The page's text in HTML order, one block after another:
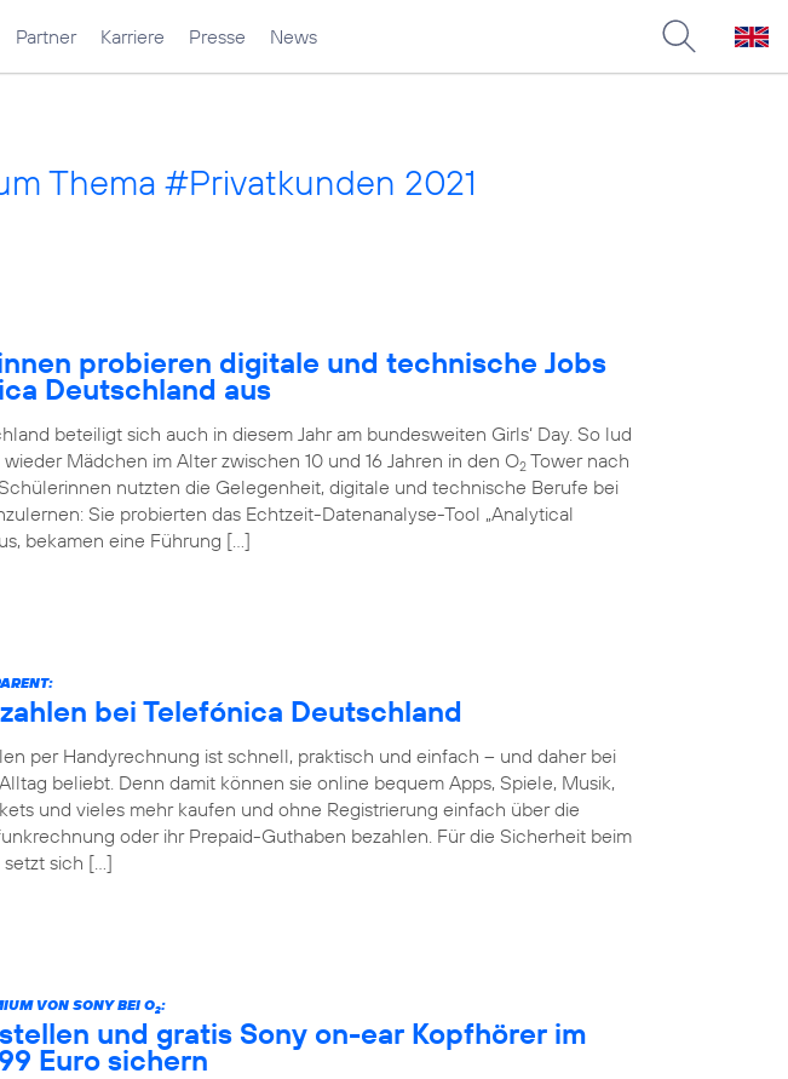
Partner Karriere Presse News
Thema #Privatkunden 2021
probieren digitale und technische Jobs
Deutschland aus
beteiligt sich auch in diesem Jahr am bundesweiten Girls‘ Day. So lud
Mädchen im Alter zwischen 10 und 16 Jahren in den O2 Tower nach
nutzten die Gelegenheit, digitale und technische Berufe bei
Sie probierten das Echtzeit-Datenanalyse-Tool „Analytical
bekamen eine Führung […]
bei Telefónica Deutschland
per Handyrechnung ist schnell, praktisch und einfach – und daher bei
beliebt. Denn damit können sie online bequem Apps, Spiele, Musik,
und vieles mehr kaufen und ohne Registrierung einfach über die
oder ihr Prepaid-Guthaben bezahlen. Für die Sicherheit beim
sich […]
VON SONY BEI O2:
und gratis Sony on-ear Kopfhörer im
Euro sichern